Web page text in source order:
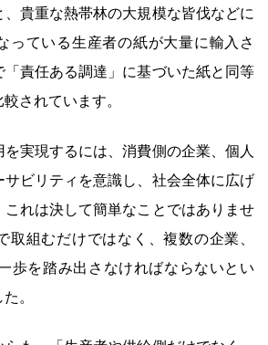
、貴重な熱帯林の大規模な皆伐などに
っている生産者の紙が大量に輸入さ
責任ある調達」に基づいた紙と同等
されています。
実現するには、消費側の企業、個人
サビリティを意識し、社会全体に広げ
れは決して簡単なことではありませ
取組むだけではなく、複数の企業、
歩を踏み出さなければならないとい
。